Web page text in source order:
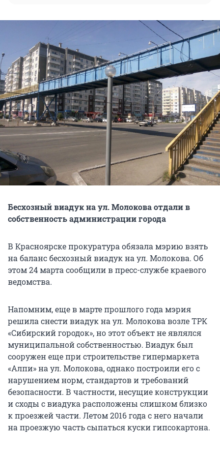
Бесхозный виадук на ул. Молокова отдали в
собственность администрации города
В Красноярске прокуратура обязала мэрию взять
на баланс бесхозный виадук на ул. Молокова. Об
этом 24 марта сообщили в пресс-службе краевого
ведомства.
Напомним, еще в марте прошлого года мэрия
решила снести виадук на ул. Молокова возле ТРК
«Сибирский городок», но этот объект не являлся
муниципальной собственностью. Виадук был
сооружен еще при строительстве гипермаркета
«Алпи» на ул. Молокова, однако построили его с
нарушением норм, стандартов и требований
безопасности. В частности, несущие конструкции
и сходы с виадука расположены слишком близко
к проезжей части. Летом 2016 года с него начали
на проезжую часть сыпаться куски гипсокартона.